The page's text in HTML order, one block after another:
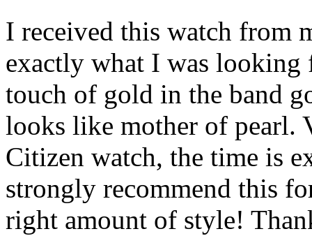
I received this watch from
exactly what I was
touch of gold in the band
looks like mother of pearl.
Citizen watch, the time is
strongly recommend this
right amount of style!